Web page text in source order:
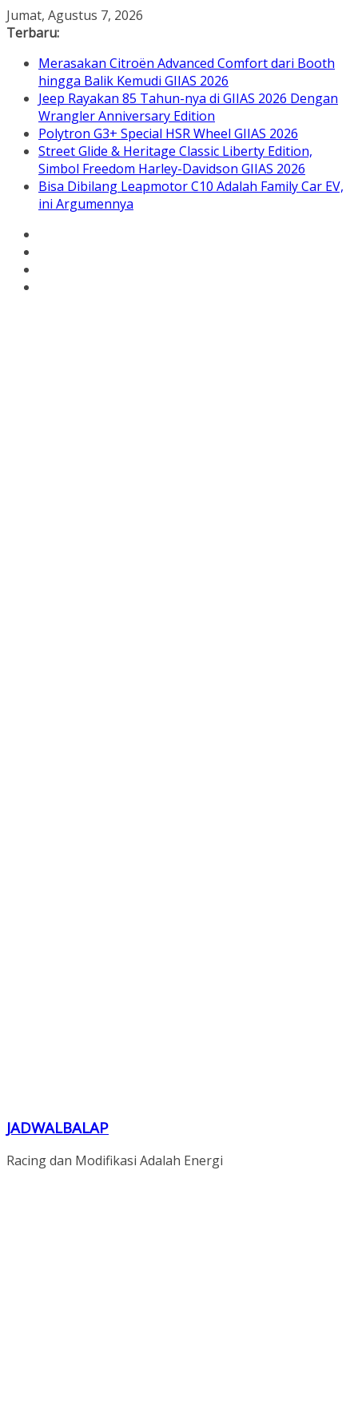
Skip
to
Jumat, Agustus 7, 2026
Terbaru:
Merasakan Citroën Advanced Comfort dari Booth
hingga Balik Kemudi GIIAS 2026
Jeep Rayakan 85 Tahun-nya di GIIAS 2026 Dengan
Wrangler Anniversary Edition
Polytron G3+ Special HSR Wheel GIIAS 2026
Street Glide & Heritage Classic Liberty Edition,
Simbol Freedom Harley-Davidson GIIAS 2026
Bisa Dibilang Leapmotor C10 Adalah Family Car EV,
ini Argumennya
JADWALBALAP
Racing dan Modifikasi Adalah Energi